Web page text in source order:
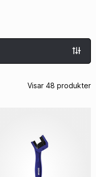
Visar 48 produkter